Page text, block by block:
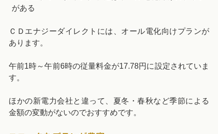
ＣＤエナジーダイレクトには、オール電化向けプランが
あります。
午前1時～午前6時の従量料金が17.78円に設定されていま
す。
ほかの新電力会社と違って、夏冬・春秋など季節による
金額の変動がないのでおすすめです。